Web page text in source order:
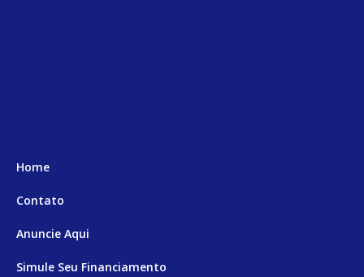
Home
Contato
Anuncie Aqui
Simule Seu Financiamento